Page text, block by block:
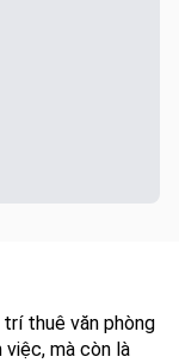
thuê văn phòng
mà còn là